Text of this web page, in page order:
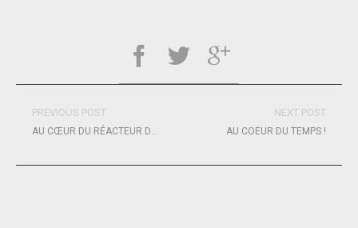
PREVIOUS POST
AU CŒUR DU RÉACTEUR DE SKAW SAILING
NEXT POST
AU COEUR DU TEMPS !